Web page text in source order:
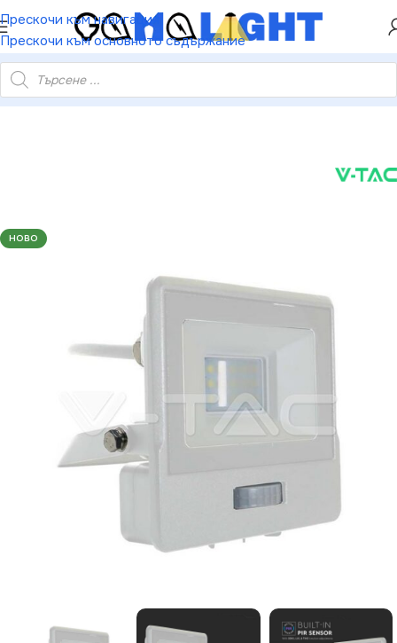
Прескочи към навигация
Прескочи към основното съдържание
НАМАЛЕНИЕ ОТ 5%
PIR Сензор SAMSUNG Чип Бяло Тяло 4000K 1М Кабел
НОВО